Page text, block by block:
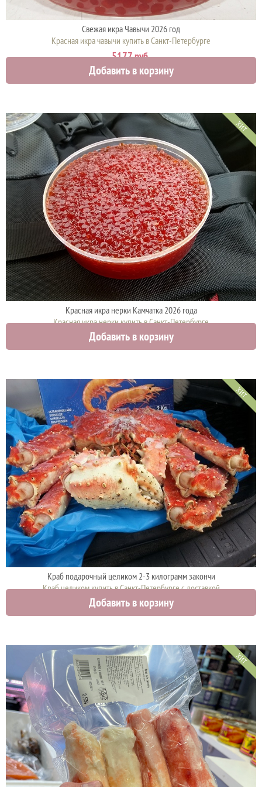
Свежая икра Чавычи 2026 год
Красная икра чавычи купить в Санкт-Петербурге
5177 руб.
Добавить в корзину
ХИТ
Красная икра нерки Камчатка 2026 года
Красная икра нерки купить в Санкт-Петербурге
3750 руб.
Добавить в корзину
ХИТ
Краб подарочный целиком 2-3 килограмм закончи
Краб целиком купить в Санкт-Петербурге с доставкой
5000 руб.
Добавить в корзину
ХИТ